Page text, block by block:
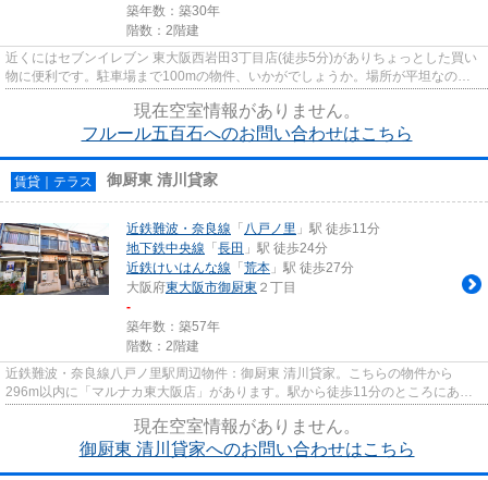
築年数：築30年
階数：2階建
近くにはセブンイレブン 東大阪西岩田3丁目店(徒歩5分)がありちょっとした買い
物に便利です。駐車場まで100mの物件、いかがでしょうか。場所が平坦なの
は、ランニングをする上で抑えた...
現在空室情報がありません。
フルール五百石へのお問い合わせはこちら
賃貸｜テラス 御厨東 清川貸家
近鉄難波・奈良線 「 八戸ノ里 」駅 徒歩11分
地下鉄中央線 「長田 」駅 徒歩24分
近鉄けいはんな線 「荒本 」駅 徒歩27分
大阪府東大阪市御厨東 ２丁目
-
築年数：築57年
階数：2階建
近鉄難波・奈良線八戸ノ里駅周辺物件：御厨東 清川貸家。こちらの物件から
296m以内に「マルナカ東大阪店」があります。駅から徒歩11分のところにある
テラスハウスはいかがでしょうか。...
現在空室情報がありません。
御厨東 清川貸家へのお問い合わせはこちら